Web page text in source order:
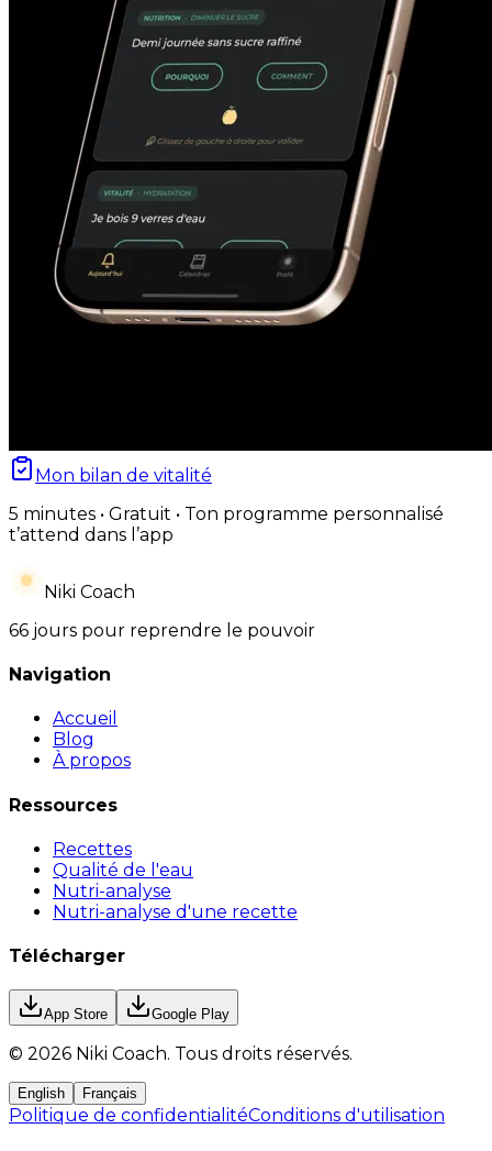
Mon bilan de vitalité
5 minutes • Gratuit • Ton programme personnalisé
t’attend dans l’app
Niki Coach
66 jours pour reprendre le pouvoir
Navigation
Accueil
Blog
À propos
Ressources
Recettes
Qualité de l'eau
Nutri-analyse
Nutri-analyse d'une recette
Télécharger
App Store Google Play
© 2026 Niki Coach. Tous droits réservés.
English Français
Politique de confidentialitéConditions d'utilisation